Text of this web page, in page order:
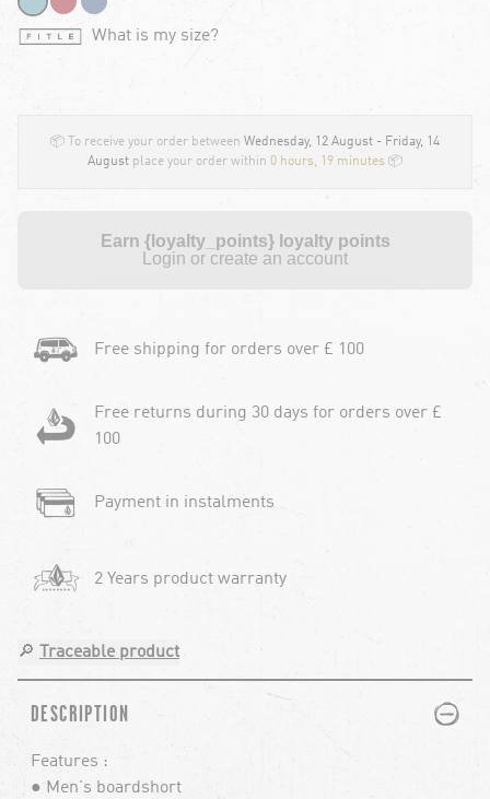
What is my size?
📦 To receive your order between Wednesday, 12 August - Friday, 14
August place your order within 0 hours, 19 minutes 📦
Earn {loyalty_points} loyalty points
Login or create an account
Free shipping for orders over £ 100
Free returns during 30 days for orders over £
100
Payment in instalments
2 Years product warranty
🔎 Traceable product
DESCRIPTION PLUS
MINUS
Features :
● Men's boardshort